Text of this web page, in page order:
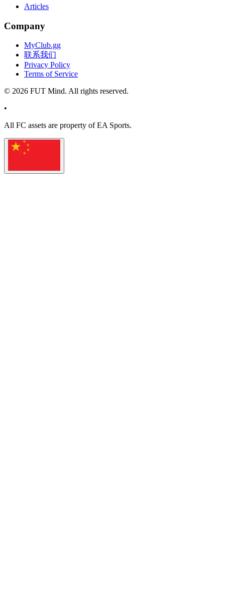
Articles
Company
MyClub.gg
联系我们
Privacy Policy
Terms of Service
© 2026 FUT Mind. All rights reserved.
•
All FC assets are property of EA Sports.